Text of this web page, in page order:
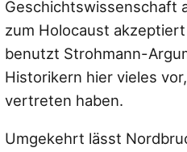
Geschichtswissenschaft
zum Holocaust
benutzt Strohmann-
Historikern hier vieles
vertreten haben.
Umgekehrt lässt